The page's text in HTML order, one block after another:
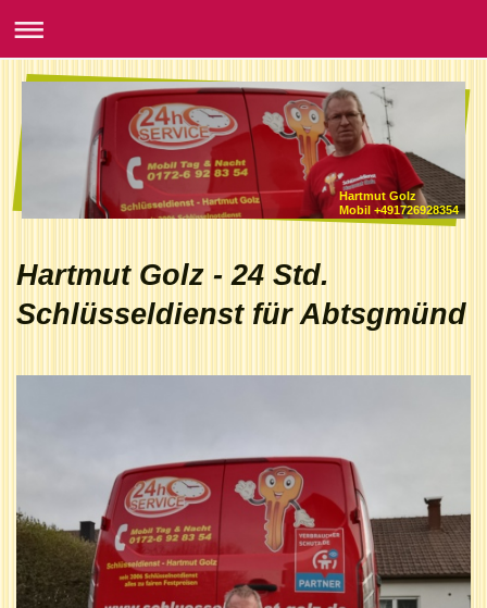
Hartmut Golz
Mobil +491726928354
Hartmut Golz - 24 Std.
Schlüsseldienst für Abtsgmünd